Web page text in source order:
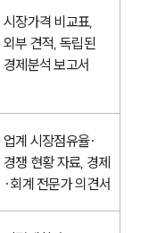
시장가격 비교표,
외부 견적, 독립된
경제분석 보고서
업계 시장점유율·
경쟁 현황 자료, 경제
·회계 전문가 의견서